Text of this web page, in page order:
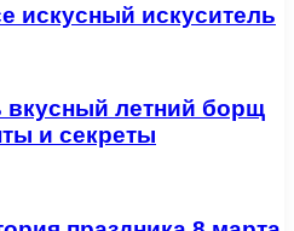
искусный искуситель
вкусный летний борщ
и секреты